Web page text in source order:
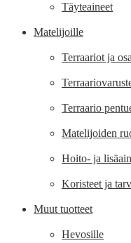
Täyteaineet
Matelijoille
Terraariot ja
Terraario
Matelijoiden
Hoito- ja
Koristeet ja
Muut tuotteet
Hevosille